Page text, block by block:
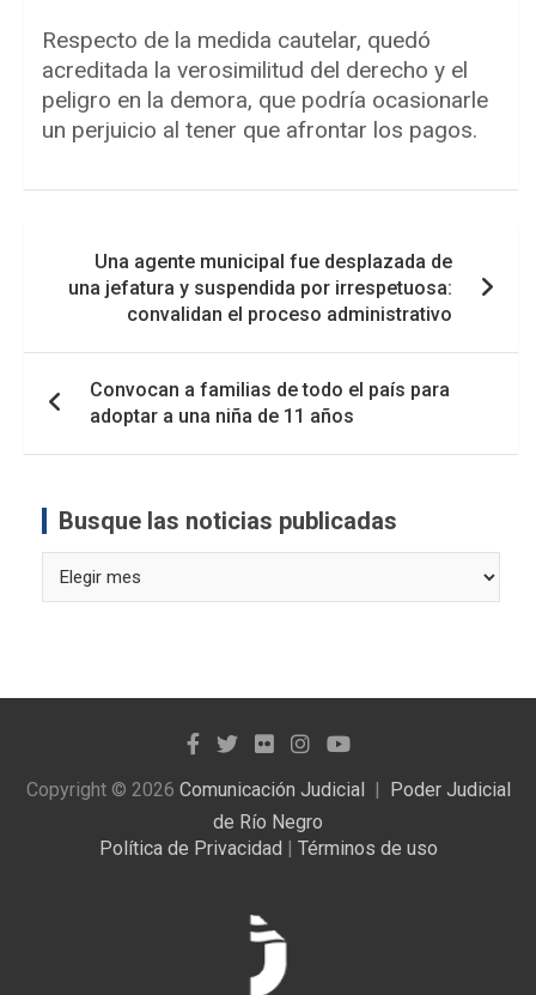
Respecto de la medida cautelar, quedó
acreditada la verosimilitud del derecho y el
peligro en la demora, que podría ocasionarle
un perjuicio al tener que afrontar los pagos.
entradas
Una agente municipal fue desplazada de
una jefatura y suspendida por irrespetuosa:
convalidan el proceso administrativo
Convocan a familias de todo el país para
adoptar a una niña de 11 años
Busque las noticias publicadas
las
Copyright © 2026 Comunicación Judicial
Poder Judicial
de Río Negro
Política de Privacidad
Términos de uso